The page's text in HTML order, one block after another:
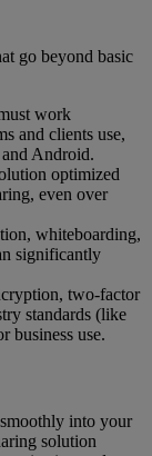
go beyond basic
work
and clients use,
Android.
optimized
even over
whiteboarding,
significantly
two-factor
standards (like
business use.
into your
solution